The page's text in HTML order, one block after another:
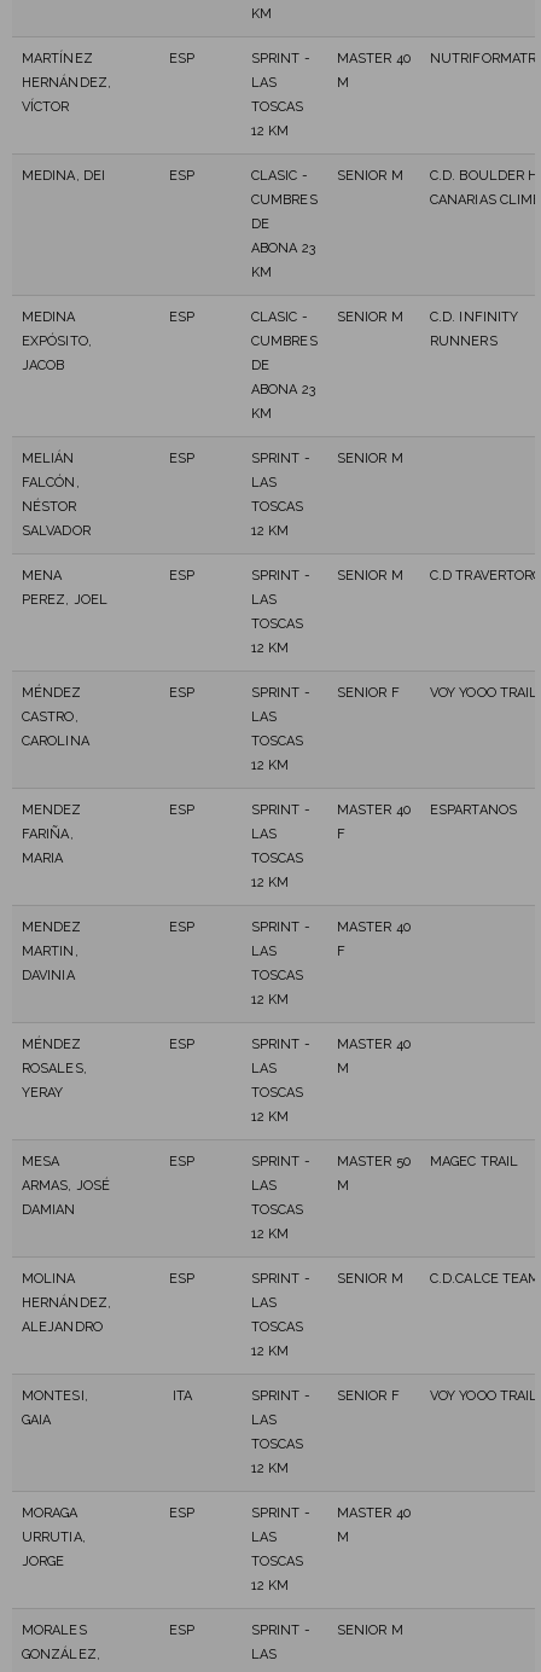
KM
MARTÍNEZ
HERNÁNDEZ,
VÍCTOR
ESP
SPRINT -
LAS
TOSCAS
12 KM
MASTER 40
M
MEDINA, DEI ESP
CLASIC -
CUMBRES
DE
ABONA 23
KM
SENIOR M
C.D. BOULDER
CANARIAS CLIMB
MEDINA
EXPÓSITO,
JACOB
ESP
CLASIC -
CUMBRES
DE
ABONA 23
KM
SENIOR M
C.D. INFINITY
RUNNERS
MELIÁN
FALCÓN,
NÉSTOR
SALVADOR
ESP
SPRINT -
LAS
TOSCAS
12 KM
SENIOR M
MENA
PEREZ, JOEL
ESP
SPRINT -
LAS
TOSCAS
12 KM
SENIOR M C.D
MÉNDEZ
CASTRO,
CAROLINA
ESP
SPRINT -
LAS
TOSCAS
12 KM
SENIOR F VOY YOOO
MENDEZ
FARIÑA,
MARIA
ESP
SPRINT -
LAS
TOSCAS
12 KM
MASTER 40
F
ESPARTANOS
MENDEZ
MARTIN,
DAVINIA
ESP
SPRINT -
LAS
TOSCAS
12 KM
MASTER 40
F
MÉNDEZ
ROSALES,
YERAY
ESP
SPRINT -
LAS
TOSCAS
12 KM
MASTER 40
M
MESA
ARMAS, JOSÉ
DAMIAN
ESP
SPRINT -
LAS
TOSCAS
12 KM
MASTER 50
M
MAGEC TRAIL
MOLINA
HERNÁNDEZ,
ALEJANDRO
ESP
SPRINT -
LAS
TOSCAS
12 KM
SENIOR M C.D.CALCE
MONTESI,
GAIA
ITA
SPRINT -
LAS
TOSCAS
12 KM
SENIOR F VOY YOOO
MORAGA
URRUTIA,
JORGE
ESP
SPRINT -
LAS
TOSCAS
12 KM
MASTER 40
M
MORALES
GONZÁLEZ,
ESP
SPRINT -
LAS
SENIOR M